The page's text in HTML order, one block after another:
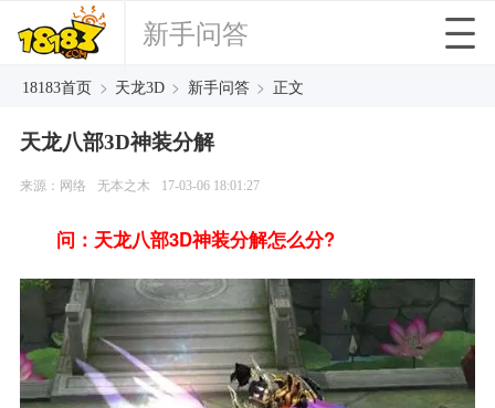
新手问答
18183首页 > 天龙3D > 新手问答 > 正文
天龙八部3D神装分解
来源：网络 无本之木 17-03-06 18:01:27
问：天龙八部3D神装分解怎么分?